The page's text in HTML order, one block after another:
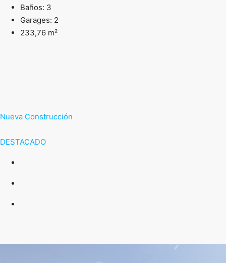
Baños: 3
Garages: 2
233,76 m²
Nueva Construcción
DESTACADO